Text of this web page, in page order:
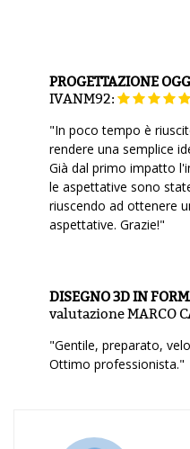
PROGETTAZIONE
IVANM92:
"In poco tempo è
rendere una semplice
Già dal primo impatto
le aspettative sono
riuscendo ad ottenere
aspettative. Grazie!"
DISEGNO 3D IN
valutazioneMARCO
"Gentile, preparato,
Ottimo professionista."